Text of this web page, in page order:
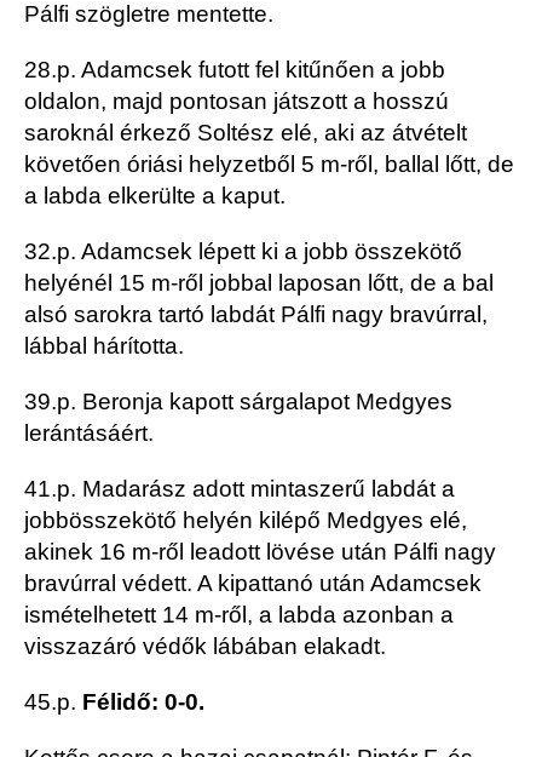
Pálfi szögletre mentette.
28.p. Adamcsek futott fel kitűnően a jobb
oldalon, majd pontosan játszott a hosszú
saroknál érkező Soltész elé, aki az átvételt
követően óriási helyzetből 5 m-ről, ballal lőtt, de
a labda elkerülte a kaput.
32.p. Adamcsek lépett ki a jobb összekötő
helyénél 15 m-ről jobbal laposan lőtt, de a bal
alsó sarokra tartó labdát Pálfi nagy bravúrral,
lábbal hárította.
39.p. Beronja kapott sárgalapot Medgyes
lerántásáért.
41.p. Madarász adott mintaszerű labdát a
jobbösszekötő helyén kilépő Medgyes elé,
akinek 16 m-ről leadott lövése után Pálfi nagy
bravúrral védett. A kipattanó után Adamcsek
ismételhetett 14 m-ről, a labda azonban a
visszazáró védők lábában elakadt.
45.p. Félidő: 0-0.